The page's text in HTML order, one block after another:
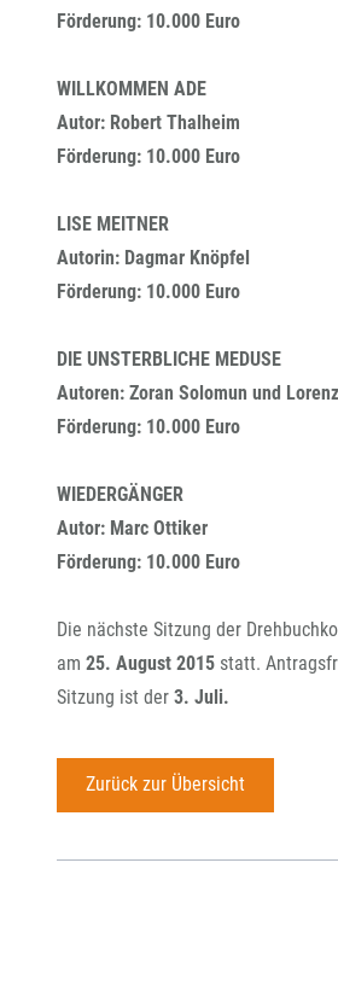
Förderung: 10.000 Euro
WILLKOMMEN ADE
Autor: Robert Thalheim
Förderung: 10.000 Euro
LISE MEITNER
Autorin: Dagmar Knöpfel
Förderung: 10.000 Euro
DIE UNSTERBLICHE MEDUSE
Autoren: Zoran Solomun und
Förderung: 10.000 Euro
WIEDERGÄNGER
Autor: Marc Ottiker
Förderung: 10.000 Euro
Die nächste Sitzung der
am 25. August 2015 statt.
Sitzung ist der 3. Juli.
Zurück zur Übersicht